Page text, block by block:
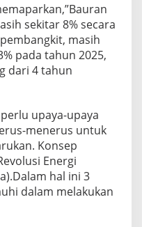
sekitar 8% secara
masih
pada tahun 2025,
dari 4 tahun
upaya-upaya
menerus untuk
Konsep
Energi
hal ini 3
dalam melakukan